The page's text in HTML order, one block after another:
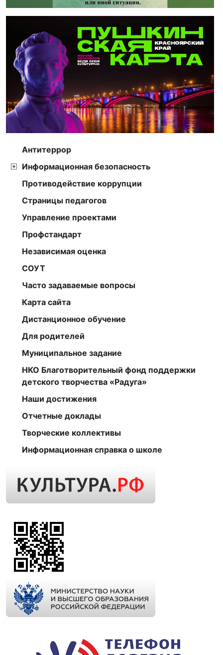
Антитеррор
Информационная безопасность
Противодействие коррупции
Страницы педагогов
Управление проектами
Профстандарт
Независимая оценка
СОУТ
Часто задаваемые вопросы
Карта сайта
Дистанционное обучение
Для родителей
Муниципальное задание
НКО Благотворительный фонд поддержки
детского творчества «Радуга»
Наши достижения
Отчетные доклады
Творческие коллективы
Информационная справка о школе